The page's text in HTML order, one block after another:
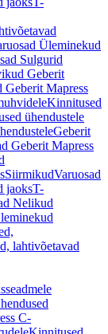
Üleminekud
Sulgurid
Geberit
Geberit Mapress
Kinnitused
ühendustele
Geberit
Geberit Mapress
SiirmikudVaruosad
jaoksT-
Nelikud
lahtivõetavad
C-